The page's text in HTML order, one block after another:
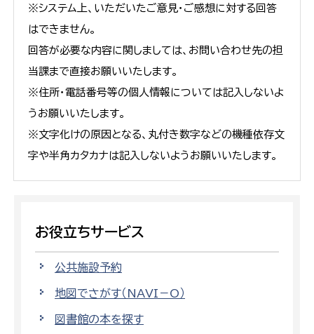
※システム上、いただいたご意見・ご感想に対する回答
はできません。
回答が必要な内容に関しましては、お問い合わせ先の担
当課まで直接お願いいたします。
※住所・電話番号等の個人情報については記入しないよ
うお願いいたします。
※文字化けの原因となる、丸付き数字などの機種依存文
字や半角カタカナは記入しないようお願いいたします。
お役立ちサービス
公共施設予約
地図でさがす（NAVI－O）
図書館の本を探す